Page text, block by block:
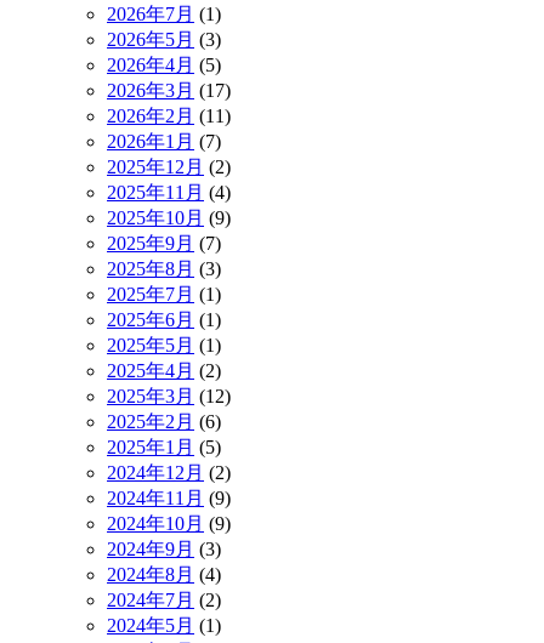
2026年7月 (1)
2026年5月 (3)
2026年4月 (5)
2026年3月 (17)
2026年2月 (11)
2026年1月 (7)
2025年12月 (2)
2025年11月 (4)
2025年10月 (9)
2025年9月 (7)
2025年8月 (3)
2025年7月 (1)
2025年6月 (1)
2025年5月 (1)
2025年4月 (2)
2025年3月 (12)
2025年2月 (6)
2025年1月 (5)
2024年12月 (2)
2024年11月 (9)
2024年10月 (9)
2024年9月 (3)
2024年8月 (4)
2024年7月 (2)
2024年5月 (1)